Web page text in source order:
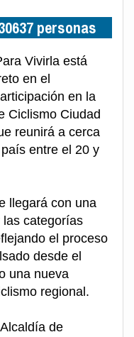
personas
Vivirla está
en el
en la
Ciclismo Ciudad
reunirá a cerca
entre el 20 y
llegará con una
categorías
el proceso
desde el
una nueva
regional.
de